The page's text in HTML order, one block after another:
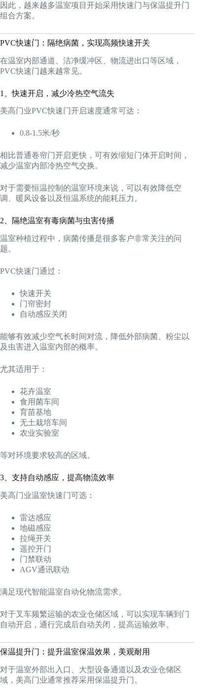
因此，越来越多温室项目开始采用快速门与保温提升门
组合方案。
PVC快速门：隔绝病菌，实现高频快速开关
在温室内部通道、洁净缓冲区、物流进出口等区域，
PVC快速门越来越常见。
1、快速开启，减少冷热空气流失
美高门业PVC快速门开启速度通常可达：
0.8-1.5米/秒
相比普通卷帘门开启更快，可有效缩短门体开启时间，
减少温室内部冷热空气交换。
对于需要恒温控制的温室环境来说，可以有效降低空
调、暖风设备以及恒温系统的能耗压力。
2、隔绝温室有毒病菌与虫害传播
温室种植过程中，病菌传播是很多客户非常关注的问
题。
PVC快速门通过：
快速开关
门帘密封
自动感应关闭
能够有效减少空气长时间对流，降低外部病菌、粉尘以
及虫害进入温室内部的概率。
尤其适用于：
花卉温室
食用菌车间
育苗基地
无土栽培车间
农业实验室
等对环境要求较高的区域。
3、支持自动感应，提高物流效率
美高门业温室快速门可选：
雷达感应
地磁感应
拉绳开关
遥控开门
门禁联动
AGV通讯联动
满足现代智能温室自动化物流需求。
对于叉车频繁运输的农业仓储区域，可以实现车辆到门
自动开启，通行完成后自动关闭，提高运输效率。
保温提升门：提升温室保温效果，美观耐用
对于温室外部出入口、大型设备通道以及农业仓储区
域，美高门业通常推荐采用保温提升门。